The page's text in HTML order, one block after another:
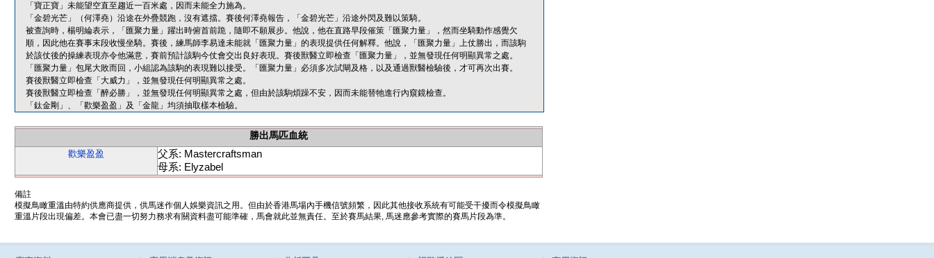
「寶正寶」未能望空直至趨近一百米處，因而未能全力施為。
「金碧光芒」（何澤堯）沿途在外疊競跑，沒有遮擋。賽後何澤堯報告，「金碧光芒」沿途外閃及難以策騎。
被查詢時，楊明綸表示，「匯聚力量」躍出時俯首前跪，隨即不願展步。他說，他在直路早段催策「匯聚力量」，然而坐騎動作感覺欠
順，因此他在賽事末段收慢坐騎。賽後，練馬師李易達未能就「匯聚力量」的表現提供任何解釋。他說，「匯聚力量」上仗勝出，而該駒
於該仗後的操練表現亦令他滿意，賽前預計該駒今仗會交出良好表現。賽後獸醫立即檢查「匯聚力量」，並無發現任何明顯異常之處。
「匯聚力量」包尾大敗而回，小組認為該駒的表現難以接受。「匯聚力量」必須多次試閘及格，以及通過獸醫檢驗後，才可再次出賽。
賽後獸醫立即檢查「大威力」，並無發現任何明顯異常之處。
賽後獸醫立即檢查「醉必勝」，並無發現任何明顯異常之處，但由於該駒煩躁不安，因而未能替牠進行內窺鏡檢查。
「鈦金剛」、「歡樂盈盈」及「金龍」均須抽取樣本檢驗。
勝出馬匹血統
歡樂盈盈
父系: Mastercraftsman
母系: Elyzabel
備註
模擬鳥瞰重溫由特約供應商提供，供馬迷作個人娛樂資訊之用。但由於香港馬場內手機信號頻繁，因此其他接收系統有可能受干擾而令模擬鳥瞰
重溫片段出現偏差。本會已盡一切努力務求有關資料盡可能準確，馬會就此並無責任。至於賽馬結果, 馬迷應參考實際的賽馬片段為準。